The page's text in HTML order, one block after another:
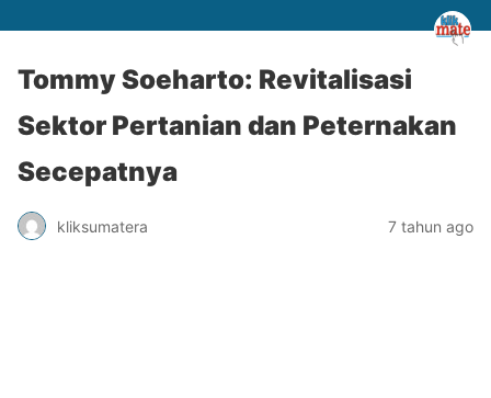
Tommy Soeharto: Revitalisasi
Sektor Pertanian dan Peternakan
Secepatnya
kliksumatera 7 tahun ago